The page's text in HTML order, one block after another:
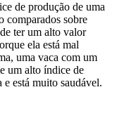
de produção de uma
comparados sobre
ter um alto valor
ela está mal
uma vaca com um
um alto índice de
está muito saudável.